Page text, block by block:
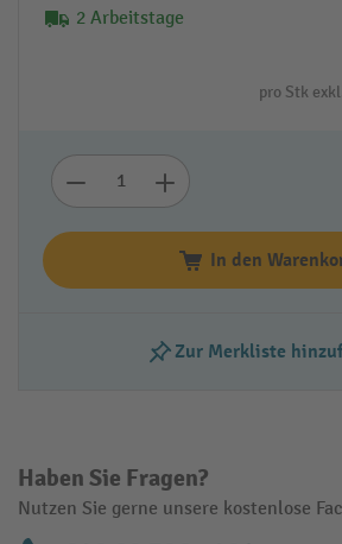
2 Arbeitstage
pro Stk
In den
Zur Merkliste
Haben Sie Fragen?
Nutzen Sie gerne unsere kostenlose